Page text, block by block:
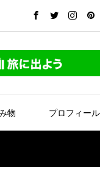
物 プロフィール